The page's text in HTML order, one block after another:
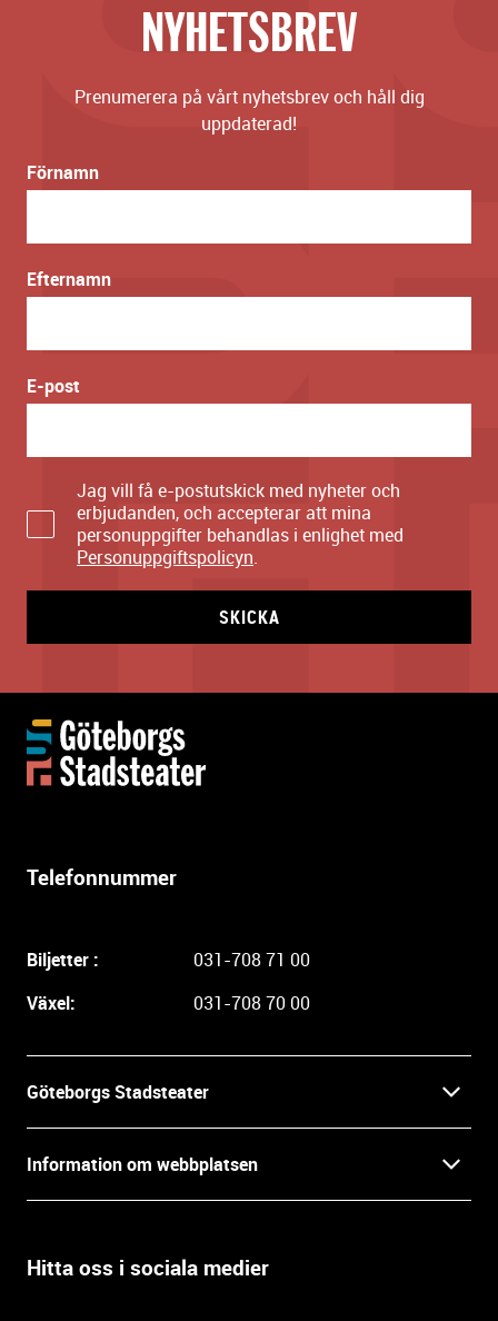
NYHETSBREV
Prenumerera på vårt nyhetsbrev och håll dig
uppdaterad!
Förnamn
Efternamn
E-post
Jag vill få e-postutskick med nyheter och
erbjudanden, och accepterar att mina
personuppgifter behandlas i enlighet med
Personuppgiftspolicyn.
SKICKA
Telefonnummer
Biljetter :
031-708 71 00
Växel:
031-708 70 00
Göteborgs Stadsteater
Press
Öppettider
Information om webbplatsen
Villkor och integritet
Hitta oss i sociala medier